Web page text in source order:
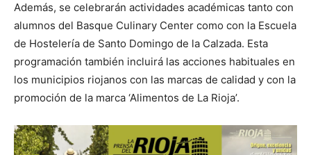
Además, se celebrarán actividades académicas tanto con
alumnos del Basque Culinary Center como con la Escuela
de Hostelería de Santo Domingo de la Calzada. Esta
programación también incluirá las acciones habituales en
los municipios riojanos con las marcas de calidad y con la
promoción de la marca ‘Alimentos de La Rioja’.